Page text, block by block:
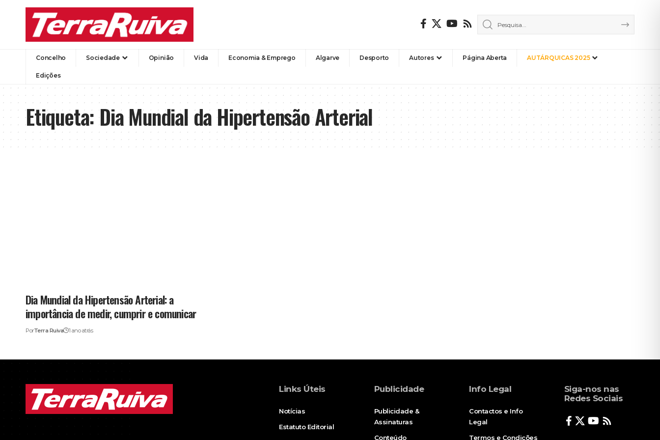
Concelho Sociedade Opinião Vida Economia & Emprego Algarve Desporto Autores Página Aberta AUTÁRQUICAS 2025
Edições
Etiqueta:Dia Mundial da Hipertensão Arterial
Dia Mundial da Hipertensão Arterial: a
importância de medir, cumprir e comunicar
PorTerra Ruiva 1 ano atrás
Links Úteis
Notícias
Estatuto Editorial
Publicidade
Publicidade &
Assinaturas
Conteúdo
Info Legal
Contactos e Info
Legal
Termos e Condições
Siga-nos nas
Redes Sociais